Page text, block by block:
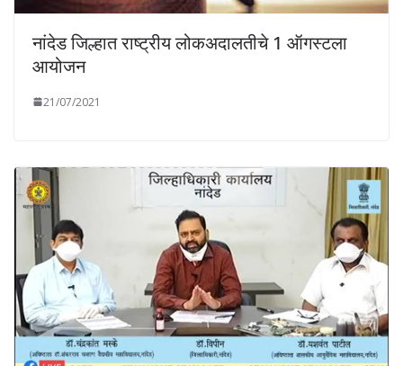
नांदेड जिल्हात राष्ट्रीय लोकअदालतीचे 1 ऑगस्टला
आयोजन
21/07/2021